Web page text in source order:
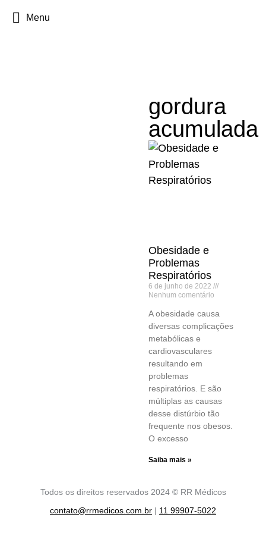
Menu
gordura
acumulada
Obesidade e
Problemas
Respiratórios
6 de junho de 2022
Nenhum comentário
A obesidade causa
diversas complicações
metabólicas e
cardiovasculares
resultando em
problemas
respiratórios. E são
múltiplas as causas
desse distúrbio tão
frequente nos obesos.
O excesso
Saiba mais »
Todos os direitos reservados 2024 © RR Médicos
contato@rrmedicos.com.br | 11 99907-5022